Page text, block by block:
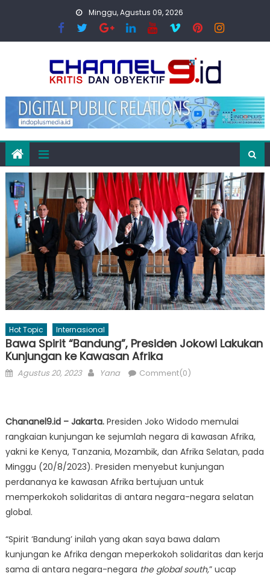
Minggu, Agustus 09, 2026
Hot Topic Internasional
Bawa Spirit “Bandung”, Presiden Jokowi Lakukan
Kunjungan ke Kawasan Afrika
Posted
Agustus 20, 2023 Author
Yana Comment(0)
Chananel9.id – Jakarta. Presiden Joko Widodo memulai
rangkaian kunjungan ke sejumlah negara di kawasan Afrika,
yakni ke Kenya, Tanzania, Mozambik, dan Afrika Selatan, pada
Minggu (20/8/2023). Presiden menyebut kunjungan
perdananya ke kawasan Afrika bertujuan untuk
memperkokoh solidaritas di antara negara-negara selatan
global.
“Spirit ‘Bandung’ inilah yang akan saya bawa dalam
kunjungan ke Afrika dengan meperkokoh solidaritas dan kerja
sama di antara negara-negara the global south,” ucap